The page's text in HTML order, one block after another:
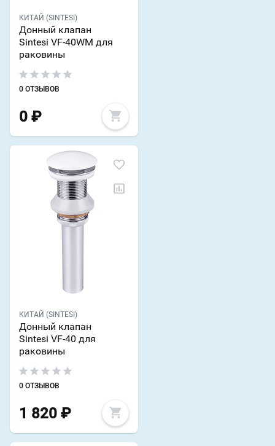
КИТАЙ (SINTESI)
Донный клапан
Sintesi VF-40WM для
раковины
0 ОТЗЫВОВ
0 ₽
КИТАЙ (SINTESI)
Донный клапан
Sintesi VF-40 для
раковины
0 ОТЗЫВОВ
1 820 ₽